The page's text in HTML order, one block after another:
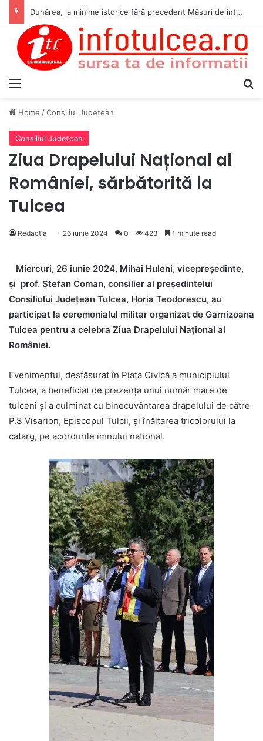
Dunărea, la minime istorice fără precedent Măsuri de intervenție pentru menținerea debitelor minime, necesare pentru producția de energie nucleară
Home /Consiliul Judeţean
Consiliul Judeţean
Ziua Drapelului Național al
României, sărbătorită la
Tulcea
Redactia 26 iunie 2024 0 423 1 minute read
Miercuri, 26 iunie 2024, Mihai Huleni, vicepreședinte,
și prof. Ștefan Coman, consilier al președintelui
Consiliului Județean Tulcea, Horia Teodorescu, au
participat la ceremonialul militar organizat de Garnizoana
Tulcea pentru a celebra Ziua Drapelului Național al
României.
Evenimentul, desfășurat în Piața Civică a municipiului
Tulcea, a beneficiat de prezența unui număr mare de
tulceni și a culminat cu binecuvântarea drapelului de către
P.S Visarion, Episcopul Tulcii, și înălțarea tricolorului la
catarg, pe acordurile imnului național.